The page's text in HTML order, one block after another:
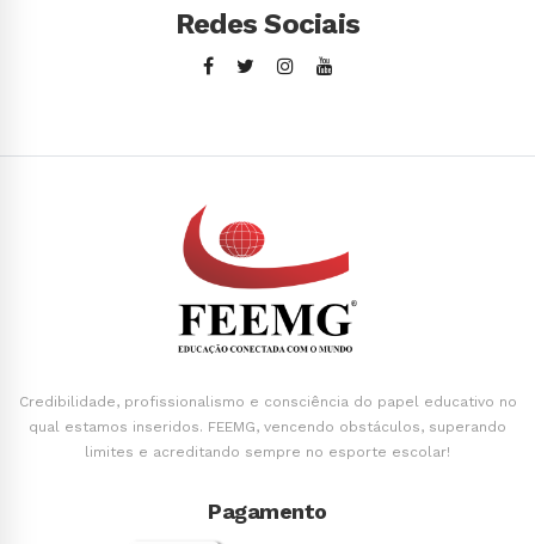
Redes Sociais
Credibilidade, profissionalismo e consciência do papel educativo no
qual estamos inseridos. FEEMG, vencendo obstáculos, superando
limites e acreditando sempre no esporte escolar!
Pagamento